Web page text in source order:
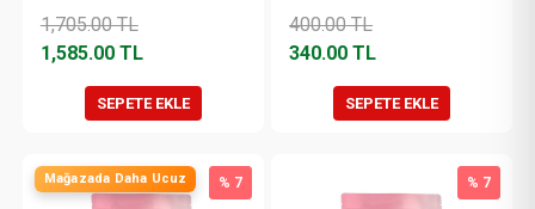
1,705.00TL
1,585.00TL
SEPETE EKLE
400.00TL
340.00 TL
SEPETE EKLE
Mağazada Daha Ucuz % 7 % 7